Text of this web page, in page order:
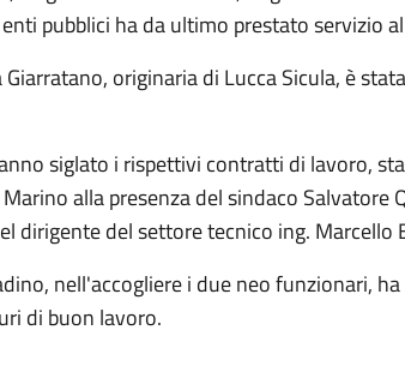
pubblici ha da ultimo prestato servizio
Giarratano, originaria di Lucca Sicula, è
siglato i rispettivi contratti di lavoro,
alla presenza del sindaco Salvatore
dirigente del settore tecnico ing. Marcello
nell'accogliere i due neo funzionari,
di buon lavoro.